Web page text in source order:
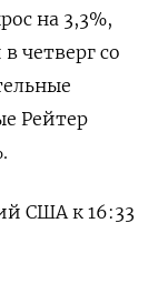
на 3,3%,
четверг со
Рейтер
США к 16:33